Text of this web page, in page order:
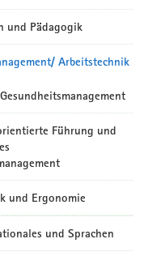
und Pädagogik
Arbeitstechnik
Führung und
und Ergonomie
und Sprachen